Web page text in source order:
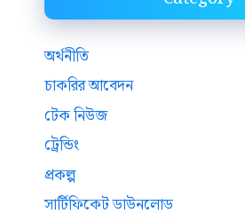
অর্থনীতি
চাকরির আবেদন
টেক নিউজ
ট্রেন্ডিং
প্রকল্প
সার্টিফিকেট ডাউনলোড